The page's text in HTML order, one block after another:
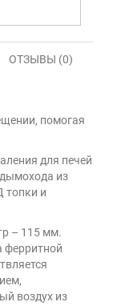
ОТЗЫВЫ (0)
помогая
для печей
из
топки и
– 115 мм.
ферритной
воздух из